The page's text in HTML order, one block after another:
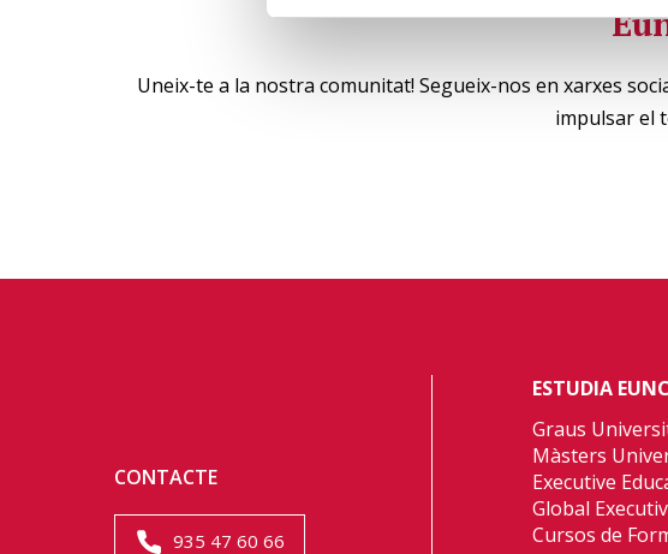
Uneix-te a la nostra comunitat! Segueix-nos en xarxes
impulsar el
CONTACTE
935 47 60 66
ESTUDIA
Graus
Màsters
Executive
Global
Cursos de